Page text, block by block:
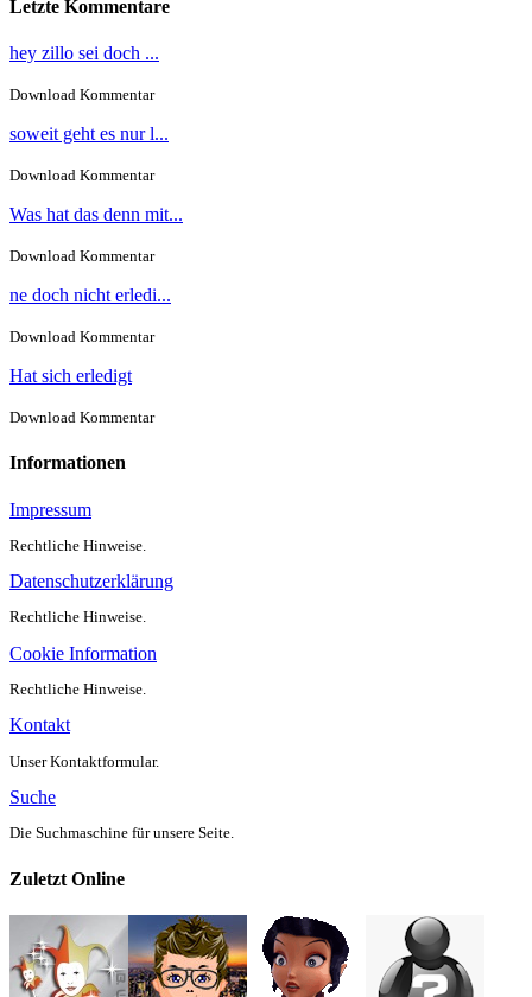
Letzte Kommentare
hey zillo sei doch ...
Download Kommentar
soweit geht es nur l...
Download Kommentar
Was hat das denn mit...
Download Kommentar
ne doch nicht erledi...
Download Kommentar
Hat sich erledigt
Download Kommentar
Informationen
Impressum
Rechtliche Hinweise.
Datenschutzerklärung
Rechtliche Hinweise.
Cookie Information
Rechtliche Hinweise.
Kontakt
Unser Kontaktformular.
Suche
Die Suchmaschine für unsere Seite.
Zuletzt Online